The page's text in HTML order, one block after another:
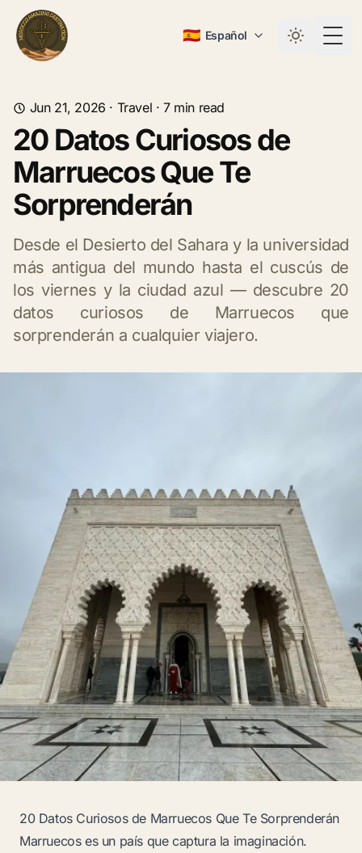
🇪🇸 Español
Jun 21, 2026 · Travel ·7min read
20 Datos Curiosos de
Marruecos Que Te
Sorprenderán
Desde el Desierto del Sahara y la universidad
más antigua del mundo hasta el cuscús de
los viernes y la ciudad azul — descubre 20
datos curiosos de Marruecos que
sorprenderán a cualquier viajero.
20 Datos Curiosos de Marruecos Que Te Sorprenderán
Marruecos es un país que captura la imaginación.